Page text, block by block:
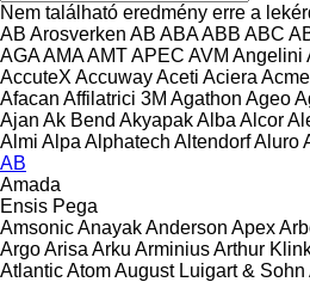
Nem található eredmény erre a
AB Arosverken AB ABAABB ABC
AGAAMAAMTAPEC AVM Angelini
AccuteX AccuwayAceti Aciera Acme
Afacan Affilatrici 3M Agathon Ageo
Ajan Ak Bend AkyapakAlba Alcor
Almi Alpa Alphatech AltendorfAluro
AB
Amada
Ensis Pega
AmsonicAnayakAnderson Apex
ArgoArisa Arku ArminiusArthur
AtlanticAtomAugust Luigart & Sohn